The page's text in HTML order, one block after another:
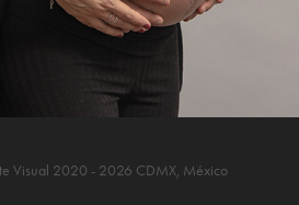
Visual 2020 - 2026 CDMX, México